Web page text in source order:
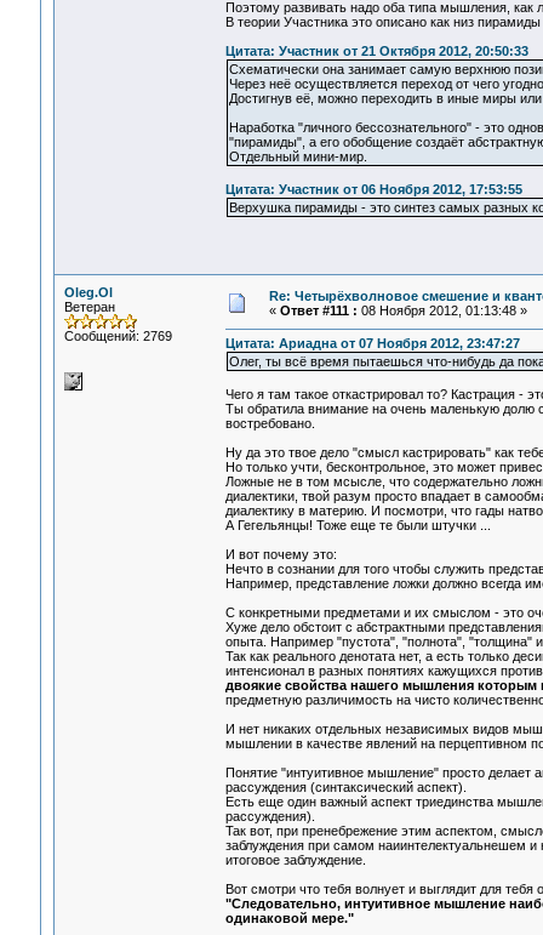
Поэтому развивать надо оба типа мышления, как
В теории Участника это описано как низ
Цитата: Участник от 21 Октября 2012, 20:50:33
Схематически она занимает самую верхнюю
Через неё осуществляется переход от чего
Достигнув её, можно переходить в иные миры
Наработка "личного бессознательного" - это
"пирамиды", а его обобщение создаёт
Отдельный мини-мир.
Цитата: Участник от 06 Ноября 2012, 17:53:55
Верхушка пирамиды - это синтез самых разных
Oleg.Ol
Ветеран
Сообщений: 2769
Re: Четырёхволновое смешение и
« Ответ #111 : 08 Ноября 2012, 01:13:48 »
Цитата: Ариадна от 07 Ноября 2012, 23:47:27
Олег, ты всё время пытаешься что-нибудь да
Чего я там такое откастрировал то? Кастрация -
Ты обратила внимание на очень маленькую долю
востребовано.
Ну да это твое дело "смысл кастрировать" как
Но только учти, бесконтрольное, это может
Ложные не в том мсысле, что содержательно
диалектики, твой разум просто впадает в
диалектику в материю. И посмотри, что гады
А Гегельянцы! Тоже еще те были штучки ...
И вот почему это:
Нечто в сознании для того чтобы служить
Например, представление ложки должно всегда
С конкретными предметами и их смыслом - это
Хуже дело обстоит с абстрактными
опыта. Например "пустота", "полнота", "толщина"
Так как реального денотата нет, а есть только
интенсионал в разных понятиях кажущихся
двоякие свойства нашего мышления которым
предметную различимость на чисто
И нет никаких отдельных независимых видов
мышлении в качестве явлений на перцептивном
Понятие "интуитивное мышление" просто
рассуждения (синтаксический аспект).
Есть еще один важный аспект триединства
рассуждения).
Так вот, при пренебрежение этим аспектом,
заблуждения при самом наиинтелектуальнешем
итоговое заблуждение.
Вот смотри что тебя волнует и выглядит для тебя
"Следовательно, интуитивное мышление
одинаковой мере."